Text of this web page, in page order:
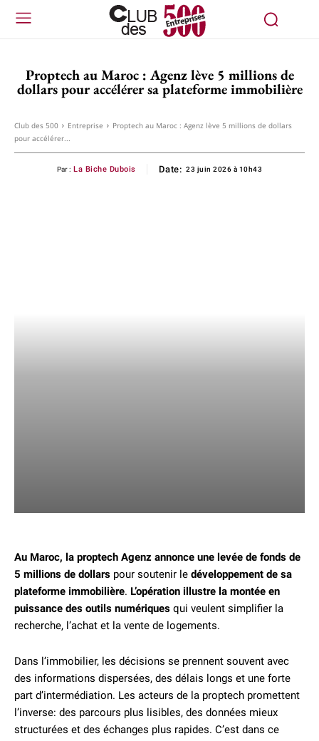
Proptech au Maroc : Agenz lève 5 millions de
dollars pour accélérer sa plateforme immobilière
Club des 500 Entreprise
Proptech au Maroc : Agenz lève 5 millions de dollars
pour accélérer...
Par : La Biche Dubois Date: 23 juin 2026 à 10h43
Au Maroc, la proptech Agenz annonce une levée de fonds de
5 millions de dollars pour soutenir le développement de sa
plateforme immobilière. L’opération illustre la montée en
puissance des outils numériques qui veulent simplifier la
recherche, l’achat et la vente de logements.
Dans l’immobilier, les décisions se prennent souvent avec
des informations dispersées, des délais longs et une forte
part d’intermédiation. Les acteurs de la proptech promettent
l’inverse: des parcours plus lisibles, des données mieux
structurées et des échanges plus rapides. C’est dans ce